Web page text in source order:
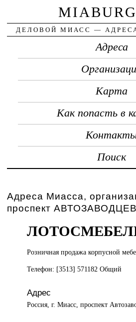
ДЕЛОВОЙ МИАСС —
Адреса
Карта
Как попасть в
Поиск
Адреса Миасса,
проспект
Розничная продажакорпусной
Телефон: [3513] 571182 Общий
Адрес
Россия, г. Миасс, проспект